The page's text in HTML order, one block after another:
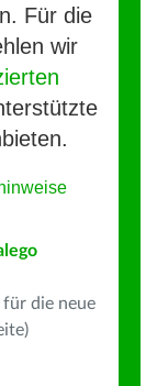
Für die
wir
für die neue